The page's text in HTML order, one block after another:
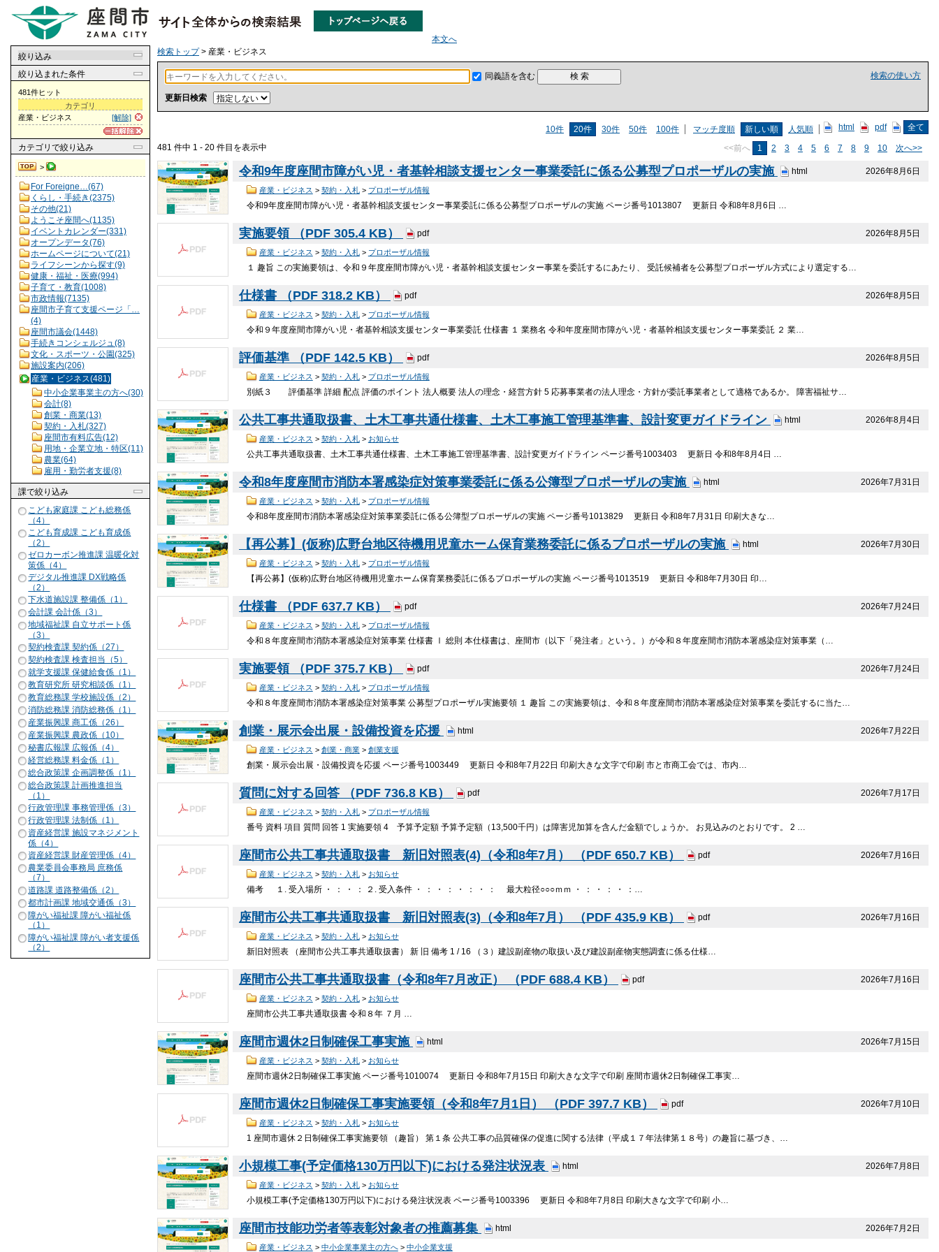
本文へ
絞り込み
絞り込まれた条件
481件ヒット
カテゴリ
[解除]
産業・ビジネス
カテゴリ で絞り込み
>
For Foreigne…(67)
くらし・手続き(2375)
その他(21)
ようこそ座間へ(1135)
イベントカレンダー(331)
オープンデータ(76)
ホームページについて(21)
ライフシーンから探す(9)
健康・福祉・医療(994)
子育て・教育(1008)
市政情報(7135)
座間市子育て支援ページ「…
(4)
座間市議会(1448)
手続きコンシェルジュ(8)
文化・スポーツ・公園(325)
施設案内(206)
産業・ビジネス(481)
中小企業事業主の方へ(30)
会計(8)
創業・商業(13)
契約・入札(327)
座間市有料広告(12)
用地・企業立地・特区(11)
農業(64)
雇用・勤労者支援(8)
課で絞り込み
こども家庭課 こども総務係
（4）
こども育成課 こども育成係
（2）
ゼロカーボン推進課 温暖化対
策係（4）
デジタル推進課 DX戦略係
（2）
下水道施設課 整備係（1）
会計課 会計係（3）
地域福祉課 自立サポート係
（3）
契約検査課 契約係（27）
契約検査課 検査担当（5）
就学支援課 保健給食係（1）
教育研究所 研究相談係（1）
教育総務課 学校施設係（2）
消防総務課 消防総務係（1）
産業振興課 商工係（26）
産業振興課 農政係（10）
秘書広報課 広報係（4）
経営総務課 料金係（1）
総合政策課 企画調整係（1）
総合政策課 計画推進担当
（1）
行政管理課 事務管理係（3）
行政管理課 法制係（1）
資産経営課 施設マネジメント
係（4）
資産経営課 財産管理係（4）
農業委員会事務局 庶務係
（7）
道路課 道路整備係（2）
都市計画課 地域交通係（3）
障がい福祉課 障がい福祉係
（1）
障がい福祉課 障がい者支援係
（2）
検索トップ> 産業・ビジネス
検索の使い方
同義語を含む
更新日検索
10件 20件 30件 50件 100件 マッチ度順 新しい順 人気順 html pdf 全て
481 件中 1 - 20 件目を表示中 <<前へ 1 2 3 4 5 6 7 8 9 10 次へ>>
2026年8月6日
令和9年度座間市障がい児・者基幹相談支援センター事業委託に係る公募型プロポーザルの実施 html
産業・ビジネス > 契約・入札> プロポーザル情報
令和9年度座間市障がい児・者基幹相談支援センター事業委託に係る公募型プロポーザルの実施 ページ番号1013807 更新日 令和8年8月6日 …
2026年8月5日
実施要領 （PDF 305.4 KB） pdf
産業・ビジネス > 契約・入札> プロポーザル情報
１ 趣旨 この実施要領は、令和９年度座間市障がい児・者基幹相談支援センター事業を委託するにあたり、 受託候補者を公募型プロポーザル方式により選定する…
2026年8月5日
仕様書 （PDF 318.2 KB） pdf
産業・ビジネス > 契約・入札> プロポーザル情報
令和９年度座間市障がい児・者基幹相談支援センター事業委託 仕様書 １ 業務名 令和年度座間市障がい児・者基幹相談支援センター事業委託 ２ 業…
2026年8月5日
評価基準 （PDF 142.5 KB） pdf
産業・ビジネス > 契約・入札> プロポーザル情報
別紙３ 評価基準 詳細 配点 評価のポイント 法人概要 法人の理念・経営方針 5 応募事業者の法人理念・方針が委託事業者として適格であるか。 障害福祉サ…
2026年8月4日
公共工事共通取扱書、土木工事共通仕様書、土木工事施工管理基準書、設計変更ガイドライン html
産業・ビジネス > 契約・入札> お知らせ
公共工事共通取扱書、土木工事共通仕様書、土木工事施工管理基準書、設計変更ガイドライン ページ番号1003403 更新日 令和8年8月4日 …
2026年7月31日
令和8年度座間市消防本署感染症対策事業委託に係る公簿型プロポーザルの実施 html
産業・ビジネス > 契約・入札> プロポーザル情報
令和8年度座間市消防本署感染症対策事業委託に係る公簿型プロポーザルの実施 ページ番号1013829 更新日 令和8年7月31日 印刷大きな…
2026年7月30日
【再公募】(仮称)広野台地区待機用児童ホーム保育業務委託に係るプロポーザルの実施 html
産業・ビジネス > 契約・入札> プロポーザル情報
【再公募】(仮称)広野台地区待機用児童ホーム保育業務委託に係るプロポーザルの実施 ページ番号1013519 更新日 令和8年7月30日 印…
2026年7月24日
仕様書 （PDF 637.7 KB） pdf
産業・ビジネス > 契約・入札> プロポーザル情報
令和８年度座間市消防本署感染症対策事業 仕様書 Ⅰ 総則 本仕様書は、座間市（以下「発注者」という。）が令和８年度座間市消防本署感染症対策事業（…
2026年7月24日
実施要領 （PDF 375.7 KB） pdf
産業・ビジネス > 契約・入札> プロポーザル情報
令和８年度座間市消防本署感染症対策事業 公募型プロポーザル実施要領 １ 趣旨 この実施要領は、令和８年度座間市消防本署感染症対策事業を委託するに当た…
2026年7月22日
創業・展示会出展・設備投資を応援 html
産業・ビジネス > 創業・商業> 創業支援
創業・展示会出展・設備投資を応援 ページ番号1003449 更新日 令和8年7月22日 印刷大きな文字で印刷 市と市商工会では、市内…
2026年7月17日
質問に対する回答 （PDF 736.8 KB） pdf
産業・ビジネス > 契約・入札> プロポーザル情報
番号 資料 項目 質問 回答 1 実施要領 4 予算予定額 予算予定額（13,500千円）は障害児加算を含んだ金額でしょうか。 お見込みのとおりです。 2 …
2026年7月16日
座間市公共工事共通取扱書 新旧対照表(4)（令和8年7月） （PDF 650.7 KB） pdf
産業・ビジネス > 契約・入札> お知らせ
備考 １. 受入場所 ・ ： ・ ： ２. 受入条件 ・ ： ・ ： ・ ： ・ ： 最大粒径○○○ｍｍ ・ ： ・ ： ・ ：…
2026年7月16日
座間市公共工事共通取扱書 新旧対照表(3)（令和8年7月） （PDF 435.9 KB） pdf
産業・ビジネス > 契約・入札> お知らせ
新旧対照表 （座間市公共工事共通取扱書） 新 旧 備考 1 / 16 （３）建設副産物の取扱い及び建設副産物実態調査に係る仕様…
2026年7月16日
座間市公共工事共通取扱書（令和8年7月改正） （PDF 688.4 KB） pdf
産業・ビジネス > 契約・入札> お知らせ
座間市公共工事共通取扱書 令和８年 ７月 …
2026年7月15日
座間市週休2日制確保工事実施 html
産業・ビジネス > 契約・入札> お知らせ
座間市週休2日制確保工事実施 ページ番号1010074 更新日 令和8年7月15日 印刷大きな文字で印刷 座間市週休2日制確保工事実…
2026年7月10日
座間市週休2日制確保工事実施要領（令和8年7月1日） （PDF 397.7 KB） pdf
産業・ビジネス > 契約・入札> お知らせ
1 座間市週休２日制確保工事実施要領 （趣旨） 第１条 公共工事の品質確保の促進に関する法律（平成１７年法律第１８号）の趣旨に基づき、…
2026年7月8日
小規模工事(予定価格130万円以下)における発注状況表 html
産業・ビジネス > 契約・入札> お知らせ
小規模工事(予定価格130万円以下)における発注状況表 ページ番号1003396 更新日 令和8年7月8日 印刷大きな文字で印刷 小…
2026年7月2日
座間市技能功労者等表彰対象者の推薦募集 html
産業・ビジネス > 中小企業事業主の方へ> 中小企業支援